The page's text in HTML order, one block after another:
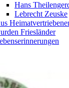
Hans
Lebrecht Zeuske
Friesländer